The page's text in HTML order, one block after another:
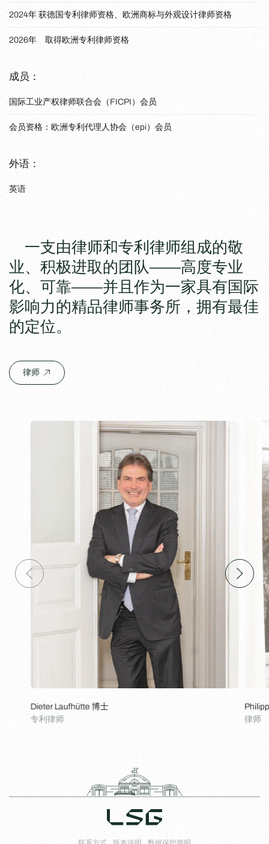
2024年 获德国专利律师资格、欧洲商标与外观设计律师资格
2026年 取得欧洲专利律师资格
成员：
国际工业产权律师联合会（FICPI）会员
会员资格：欧洲专利代理人协会（epi）会员
外语：
英语
一支由律师和专利律师组成的敬
业、积极进取的团队——高度专业
化、可靠——并且作为一家具有国际
影响力的精品律师事务所，拥有最佳
的定位。
律师
Dieter Laufhütte 博士
专利律师
律师